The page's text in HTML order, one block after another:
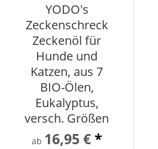
YODO's
Zeckenschreck
Zeckenöl für
Hunde und
Katzen, aus 7
BIO-Ölen,
Eukalyptus,
versch. Größen
ab 16,95 € *